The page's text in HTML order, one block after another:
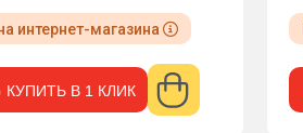
интернет-магазина
КУПИТЬ В 1 КЛИК